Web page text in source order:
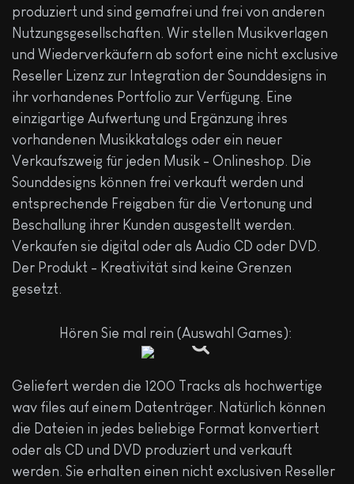
produziert und sind gemafrei und frei von anderen
Nutzungsgesellschaften. Wir stellen Musikverlagen
und Wiederverkäufern ab sofort eine nicht exclusive
Reseller Lizenz zur Integration der Sounddesigns in
ihr vorhandenes Portfolio zur Verfügung. Eine
einzigartige Aufwertung und Ergänzung ihres
vorhandenen Musikkatalogs oder ein neuer
Verkaufszweig für jeden Musik - Onlineshop. Die
Sounddesigns können frei verkauft werden und
entsprechende Freigaben für die Vertonung und
Beschallung ihrer Kunden ausgestellt werden.
Verkaufen sie digital oder als Audio CD oder DVD.
Der Produkt - Kreativität sind keine Grenzen
gesetzt.
Hören Sie mal rein (Auswahl Games):
Geliefert werden die 1200 Tracks als hochwertige
wav files auf einem Datenträger. Natürlich können
die Dateien in jedes beliebige Format konvertiert
oder als CD und DVD produziert und verkauft
werden. Sie erhalten einen nicht exclusiven Reseller